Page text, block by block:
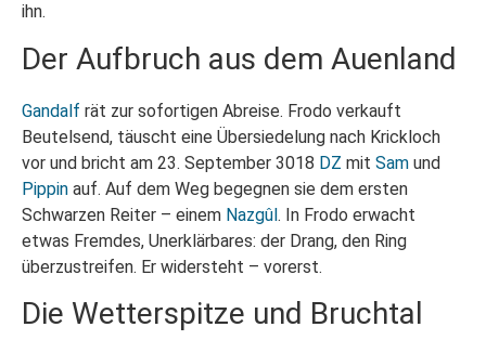
ihn.
Der Aufbruch aus dem Auenland
Gandalf rät zur sofortigen Abreise. Frodo verkauft
Beutelsend, täuscht eine Übersiedelung nach Krickloch
vor und bricht am 23. September 3018 DZ mit Sam und
Pippin auf. Auf dem Weg begegnen sie dem ersten
Schwarzen Reiter – einem Nazgûl. In Frodo erwacht
etwas Fremdes, Unerklärbares: der Drang, den Ring
überzustreifen. Er widersteht – vorerst.
Die Wetterspitze und Bruchtal